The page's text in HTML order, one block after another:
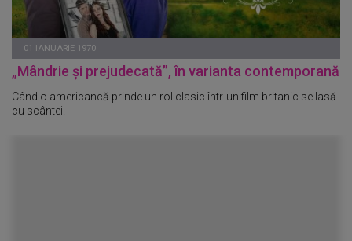
01 IANUARIE 1970
„Mândrie și prejudecată”, în varianta contemporană
Când o americancă prinde un rol clasic într-un film britanic se lasă
cu scântei.